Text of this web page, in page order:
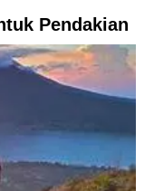
Pendakian